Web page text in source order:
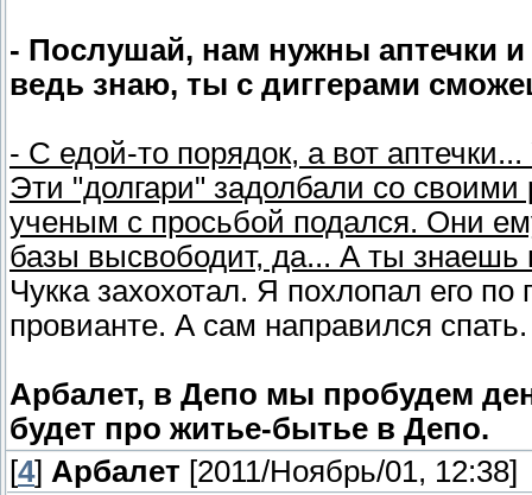
- Послушай, нам нужны аптечки
ведь знаю, ты с диггерами
- С едой-то порядок, а вот
Эти "долгари" задолбали со
ученым с просьбой подался. Они
базы высвободит, да... А ты знаешь
Чукка захохотал. Я похлопал его
провианте. А сам направился спать.
Арбалет, в Депо мы пробудем
будет про житье-бытье в Депо.
[4] Арбалет [2011/Ноябрь/01, 12:38]